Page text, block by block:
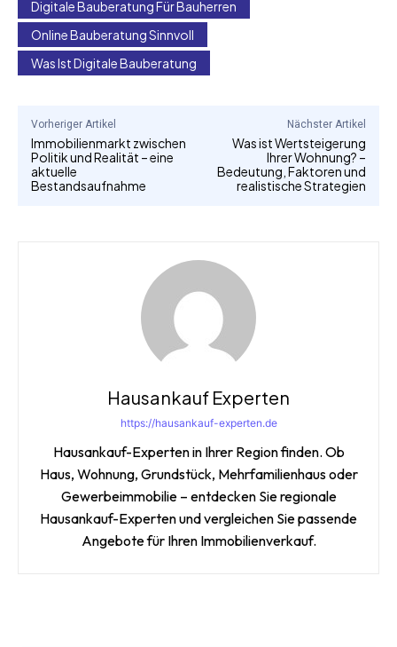
Digitale Bauberatung Für Bauherren
Online Bauberatung Sinnvoll
Was Ist Digitale Bauberatung
Vorheriger Artikel
Immobilienmarkt zwischen
Politik und Realität – eine
aktuelle
Bestandsaufnahme
Nächster Artikel
Was ist Wertsteigerung
Ihrer Wohnung? –
Bedeutung, Faktoren und
realistische Strategien
Hausankauf Experten
https://hausankauf-experten.de
Hausankauf-Experten in Ihrer Region finden. Ob
Haus, Wohnung, Grundstück, Mehrfamilienhaus oder
Gewerbeimmobilie – entdecken Sie regionale
Hausankauf-Experten und vergleichen Sie passende
Angebote für Ihren Immobilienverkauf.